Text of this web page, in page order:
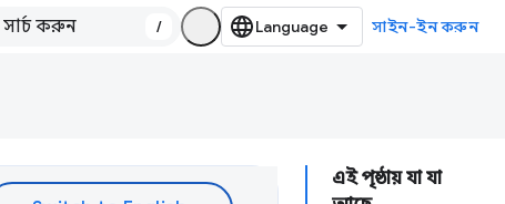
/ সাইন-ইন করুন
এই পৃষ্ঠায় যা যা